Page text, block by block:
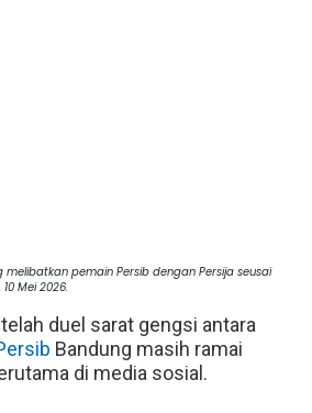
pemain Persib dengan Persija seusai
Mei 2026.
duel sarat gengsi antara
Bandung masih ramai
di media sosial.